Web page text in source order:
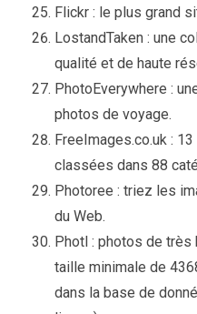
Flickr : le plus grand
LostandTaken : une
qualité et de haute
PhotoEverywhere :
photos de voyage.
FreeImages.co.uk :
classées dans 88
Photoree : triez les
du Web.
Photl : photos de très
taille minimale de
dans la base de